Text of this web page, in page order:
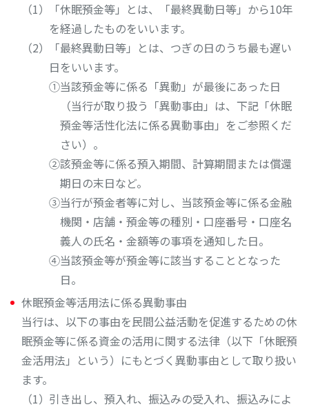
「休眠預金等」とは、「最終異動日等」から10年
を経過したものをいいます。
「最終異動日等」とは、つぎの日のうち最も遅い
日をいいます。
①当該預金等に係る「異動」が最後にあった日
（当行が取り扱う「異動事由」は、下記「休眠
預金等活性化法に係る異動事由」をご参照くだ
さい）。
②該預金等に係る預入期間、計算期間または償還
期日の末日など。
③当行が預金者等に対し、当該預金等に係る金融
機関・店舗・預金等の種別・口座番号・口座名
義人の氏名・金額等の事項を通知した日。
④当該預金等が預金等に該当することとなった
日。
休眠預金等活用法に係る異動事由
当行は、以下の事由を民間公益活動を促進するための休
眠預金等に係る資金の活用に関する法律（以下「休眠預
金活用法」という）にもとづく異動事由として取り扱い
ます。
引き出し、預入れ、振込みの受入れ、振込みによ